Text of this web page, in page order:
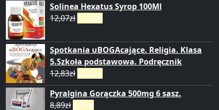
Solinea Hexatus Syrop 100Ml
12,07zł 12,06zł
Spotkania uBOGAcające. Religia. Klasa
5.Szkoła podstawowa. Podręcznik
12,83zł 12,82zł
Pyralgina Gorączka 500mg 6 sasz.
8,89zł 8,88zł